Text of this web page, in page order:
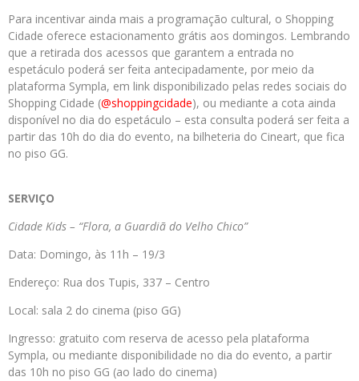
Para incentivar ainda mais a programação cultural, o Shopping
Cidade oferece estacionamento grátis aos domingos. Lembrando
que a retirada dos acessos que garantem a entrada no
espetáculo poderá ser feita antecipadamente, por meio da
plataforma Sympla, em link disponibilizado pelas redes sociais do
Shopping Cidade (@shoppingcidade), ou mediante a cota ainda
disponível no dia do espetáculo – esta consulta poderá ser feita a
partir das 10h do dia do evento, na bilheteria do Cineart, que fica
no piso GG.
SERVIÇO
Cidade Kids – “Flora, a Guardiã do Velho Chico”
Data: Domingo, às 11h – 19/3
Endereço: Rua dos Tupis, 337 – Centro
Local: sala 2 do cinema (piso GG)
Ingresso: gratuito com reserva de acesso pela plataforma
Sympla, ou mediante disponibilidade no dia do evento, a partir
das 10h no piso GG (ao lado do cinema)